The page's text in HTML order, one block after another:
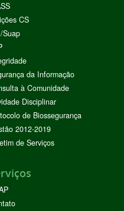
CS
Suap
da Informação
à Comunidade
Disciplinar
de Biossegurança
2012-2019
de Serviços